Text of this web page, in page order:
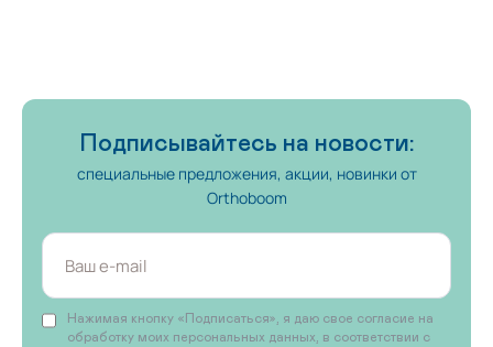
Подписывайтесь на новости:
специальные предложения, акции, новинки от
Orthoboom
Нажимая кнопку «Подписаться», я даю свое согласие на
обработку моих персональных данных, в соответствии с